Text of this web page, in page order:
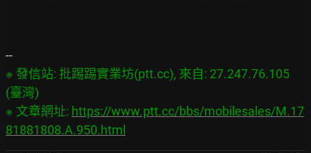
※ 發信站: 批踢踢實業坊(ptt.cc), 來自: 27.247.76.105
(臺灣)
※ 文章網址: https://www.ptt.cc/bbs/mobilesales/M.17
81881808.A.950.html